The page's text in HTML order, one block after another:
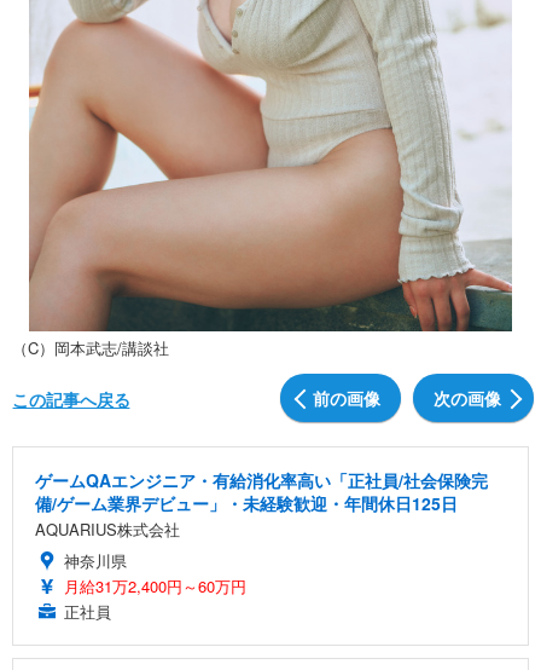
（C）岡本武志/講談社
前の画像 次の画像
この記事へ戻る
ゲームQAエンジニア・有給消化率高い「正社員/社会保険完
備/ゲーム業界デビュー」・未経験歓迎・年間休日125日
AQUARIUS株式会社
神奈川県
月給31万2,400円～60万円
正社員